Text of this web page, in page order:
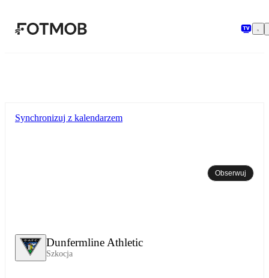
Dunfermline Athletic
Szkocja
Synchronizuj z kalendarzem
Obserwuj